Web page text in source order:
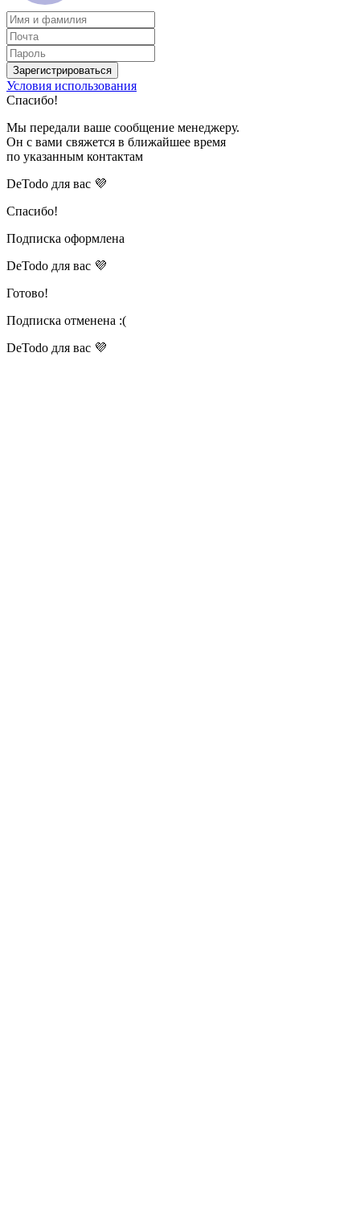
Зарегистрироваться
Условия использования
Спасибо!
Мы передали ваше сообщение менеджеру.
Он с вами свяжется в ближайшее время
по указанным контактам
DeTodo для вас 💜
Спасибо!
Подписка оформлена
DeTodo для вас 💜
Готово!
Подписка отменена :(
DeTodo для вас 💜